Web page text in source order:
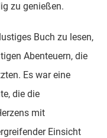
zu genießen.
Buch zu lesen,
Abenteuern, die
Es war eine
die die
mit
Einsicht